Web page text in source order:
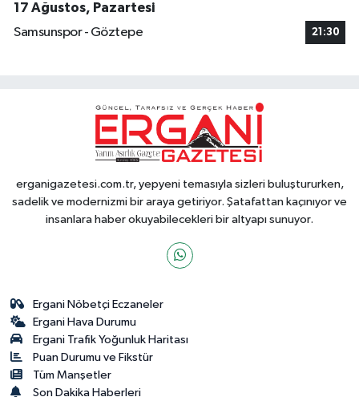
17 Ağustos, Pazartesi
Samsunspor - Göztepe
21:30
erganigazetesi.com.tr, yepyeni temasıyla sizleri buluştururken,
sadelik ve modernizmi bir araya getiriyor. Şatafattan kaçınıyor ve
insanlara haber okuyabilecekleri bir altyapı sunuyor.
Ergani Nöbetçi Eczaneler
Ergani Hava Durumu
Ergani Trafik Yoğunluk Haritası
Puan Durumu ve Fikstür
Tüm Manşetler
Son Dakika Haberleri